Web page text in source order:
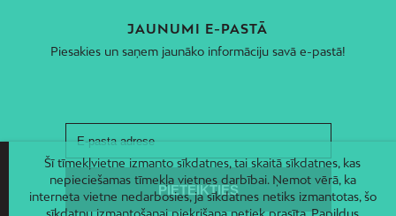
JAUNUMI E-PASTĀ
Piesakies un saņem jaunāko informāciju savā e-pastā!
Šī tīmekļvietne izmanto sīkdatnes, tai skaitā sīkdatnes, kas
nepieciešamas tīmekļa vietnes darbībai. Ņemot vērā, ka
interneta vietne nedarbosies, ja sīkdatnes netiks izmantotas, šo